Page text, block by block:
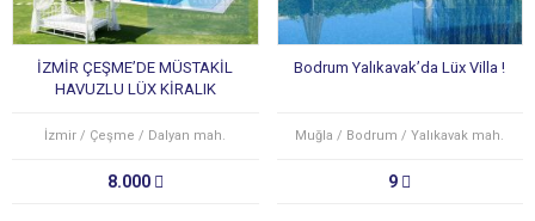
İZMİR ÇEŞME’DE MÜSTAKİL
HAVUZLU LÜX KİRALIK
İzmir / Çeşme / Dalyan mah.
8.000
Bodrum Yalıkavak’da Lüx Villa !
Muğla / Bodrum / Yalıkavak mah.
9